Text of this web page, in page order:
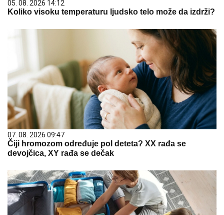
05. 08. 2026 14:12
Koliko visoku temperaturu ljudsko telo može da izdrži?
07. 08. 2026 09:47
Čiji hromozom određuje pol deteta? XX rađa se
devojčica, XY rađa se dečak